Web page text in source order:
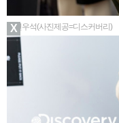
▲변우석(사진제공=디스커버리)
X